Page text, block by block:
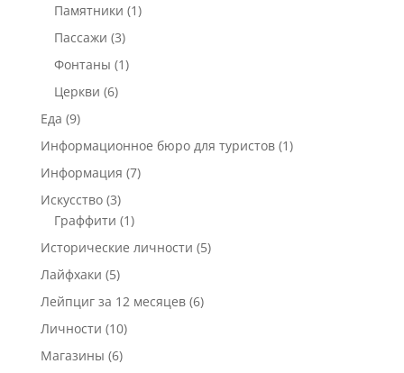
Памятники (1)
Пассажи (3)
Фонтаны (1)
Церкви (6)
Еда (9)
Информационное бюро для туристов(1)
Информация (7)
Искусство(3)
Граффити (1)
Исторические личности (5)
Лайфхаки (5)
Лейпциг за 12 месяцев(6)
Личности (10)
Магазины (6)